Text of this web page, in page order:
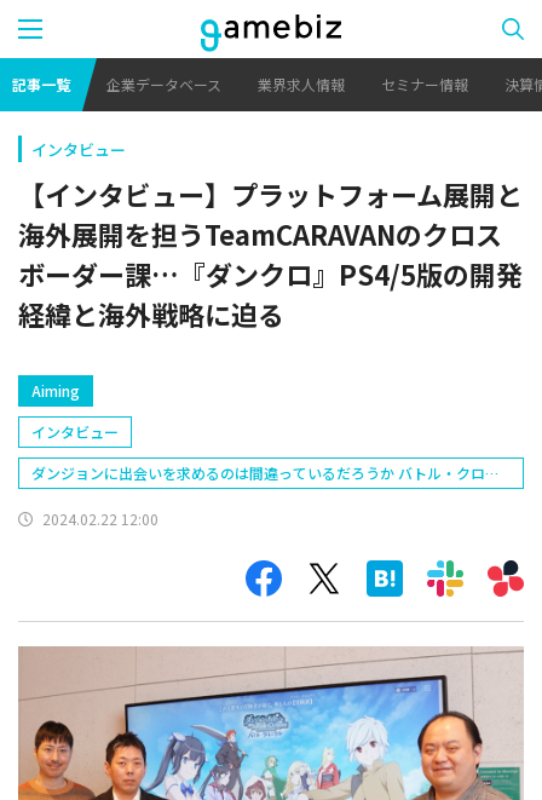
記事一覧 企業データベース 業界求人情報 セミナー情報 決算
インタビュー
【インタビュー】プラットフォーム展開と
海外展開を担うTeamCARAVANのクロス
ボーダー課…『ダンクロ』PS4/5版の開発
経緯と海外戦略に迫る
Aiming
インタビュー
ダンジョンに出会いを求めるのは間違っているだろうか バトル・クロニ
2024.02.22 12:00